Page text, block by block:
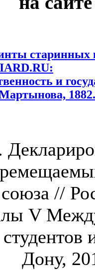
старинных
и
1882.
//
V
Дону,